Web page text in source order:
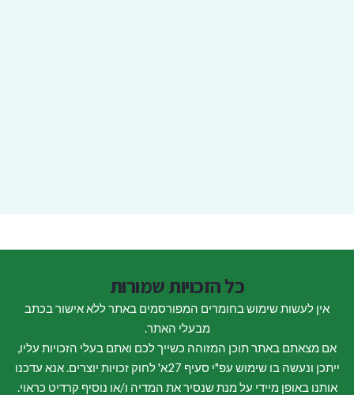
כל הזכויות שמורות
אין לעשות שימוש בחומרים המפורסמים באתר ללא אישור בכתב
מבעלי האתר.
אם מצאתם באתר תוכן המזוהה כשייך לכם ואתם בעלי הזכויות עליו,
ייתכן ונעשה בו שימוש עפ"י סעיף 27א' לחוק זכויות יוצרים. אנא עדכנו
אותנו באופן מיידי על מנת שנסיר את המדיה ו/או נוסיף קרדיט כראוי.